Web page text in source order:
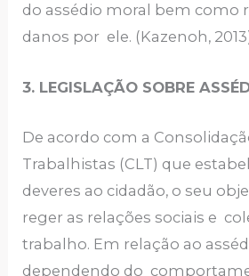
do assédio moral bem como
danos por ele. (Kazenoh,
3. LEGISLAÇÃO SOBRE
De acordo com a
Trabalhistas (CLT) que
deveres ao cidadão, o seu
reger as relações sociais e
trabalho. Em relação ao
dependendo do